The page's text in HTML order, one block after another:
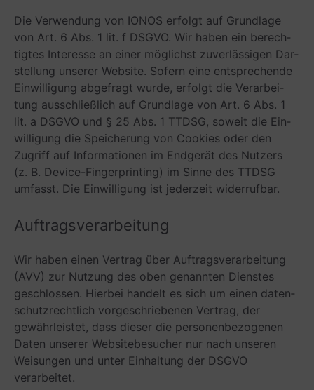
Die Ver­wen­dung von IONOS erfolgt auf Grund­lage
von Art. 6 Abs. 1 lit. f DSGVO. Wir haben ein berech­
tig­tes Inter­esse an einer mög­lichst zuver­läs­si­gen Dar­
stel­lung unse­rer Web­site. Sofern eine ent­spre­chende
Ein­wil­li­gung abge­fragt wurde, erfolgt die Ver­ar­bei­
tung aus­schließ­lich auf Grund­lage von Art. 6 Abs. 1
lit. a DSGVO und § 25 Abs. 1 TTDSG, soweit die Ein­
wil­li­gung die Spei­che­rung von Coo­kies oder den
Zugriff auf Infor­ma­tio­nen im End­ge­rät des Nut­zers
(z. B. Device-Fin­ger­prin­ting) im Sinne des TTDSG
umfasst. Die Ein­wil­li­gung ist jeder­zeit widerrufbar.
Auf­trags­ver­ar­bei­tung
Wir haben einen Ver­trag über Auf­trags­ver­ar­bei­tung
(AVV) zur Nut­zung des oben genann­ten Diens­tes
geschlos­sen. Hier­bei han­delt es sich um einen daten­
schutz­recht­lich vor­ge­schrie­be­nen Ver­trag, der
gewähr­leis­tet, dass die­ser die per­so­nen­be­zo­ge­nen
Daten unse­rer Web­site­be­su­cher nur nach unse­ren
Wei­sun­gen und unter Ein­hal­tung der DSGVO
verarbeitet.